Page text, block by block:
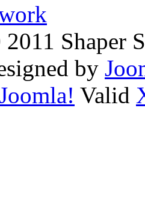
Shaper
by
Valid